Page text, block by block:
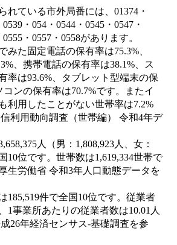
れている市外局番には、01374・
・054・0544・0545・0547・
・0557・0558があります。
みた固定電話の保有率は75.3%、
、携帯電話の保有率は38.1%、ス
率は93.6%、タブレット型端末の保
コンの保有率は70.7%です。またイ
利用したことがない世帯率は7.2%
利用動向調査（世帯編） 令和4年デ
人（男：1,808,923人、女：
10位です。世帯数は1,619,334世帯で
生労働省 令和3年人口動態データを
185,519件で全国10位です。従業者
1事業所あたりの従業者数は10.01人
26年経済センサス‐基礎調査を参